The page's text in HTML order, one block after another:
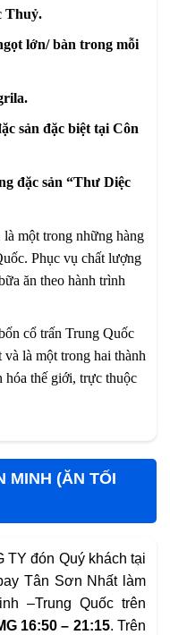
Thuỷ.
lớn/ bàn trong mỗi
sản đặc biệt tại Côn
đặc sản “Thư Diệc
một trong những hàng
Phục vụ chất lượng
ăn theo hành trình
cổ trấn Trung Quốc
là một trong hai thành
hóa thế giới, trực thuộc
MINH (ĂN TỐI
TY đón Quý khách tại
Tân Sơn Nhất làm
–Trung Quốc trên
16:50 – 21:15. Trên